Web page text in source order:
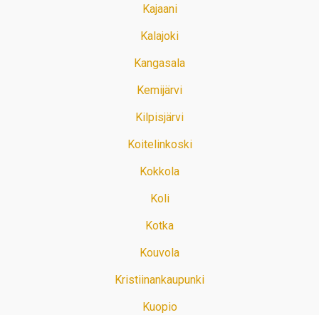
Kajaani
Kalajoki
Kangasala
Kemijärvi
Kilpisjärvi
Koitelinkoski
Kokkola
Koli
Kotka
Kouvola
Kristiinankaupunki
Kuopio